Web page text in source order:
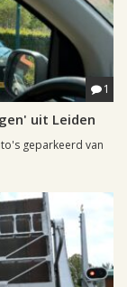
1
uit Leiden
geparkeerd van